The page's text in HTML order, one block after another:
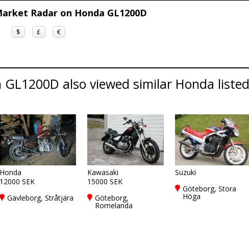
Radar on Honda GL1200D
$ £ €
also viewed similar Honda listed
Honda
12000 SEK
Gävleborg, Stråtjära
Kawasaki
15000 SEK
Göteborg,
Romelanda
Suzuki
Göteborg, Stora
Höga